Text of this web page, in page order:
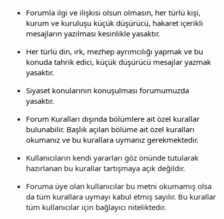
Forumla ilgi ve ilişkisi olsun olmasın, her türlü kişi,
kurum ve kuruluşu küçük düşürücü, hakaret içerikli
mesajların yazılması kesinlikle yasaktır.
Her türlü din, ırk, mezhep ayrımcılığı yapmak ve bu
konuda tahrik edici, küçük düşürücü mesajlar yazmak
yasaktır.
Siyaset konularının konuşulması forumumuzda
yasaktır.
Forum Kuralları dışında bölümlere ait özel kurallar
bulunabilir. Başlık açılan bölüme ait özel kuralları
okumanız ve bu kurallara uymanız gerekmektedir.
Kullanıcıların kendi yararları göz önünde tutularak
hazırlanan bu kurallar tartışmaya açık değildir.
Foruma üye olan kullanıcılar bu metni okumamış olsa
da tüm kurallara uymayı kabul etmiş sayılır. Bu kurallar
tüm kullanıcılar için bağlayıcı niteliktedir.